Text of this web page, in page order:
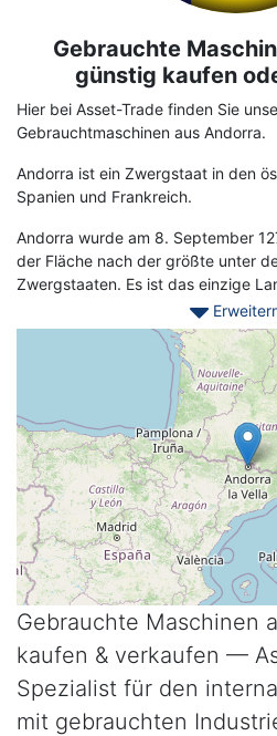
Term
Description
Gebrauchte
günstig kaufen
Hier bei Asset-Trade finden Sie
Gebrauchtmaschinen aus Andorra.
Andorra ist ein Zwergstaat in den
Spanien und Frankreich.
Andorra wurde am 8. September
der Fläche nach der größte unter
Zwergstaaten. Es ist das einzige
ausländische Amtsträger
Staatsoberhauptes wahrnehmen.
Urgell und der Präsident von
um eine Doppelherrschaft.
Steueroasen. Eine beachtliche
kommt der billigen Alkoholika und
Region war der Name Andorra
konkurrierenden
Andorra und Sud Radio, berühmt,
ausländischen Lizenzinhabern
werbefinanzierte überwiegend
Unterhaltungsprogramme sendeten.
insbesondere durch den
Wirtschaftsfaktor.
Kontaktieren Sie Asset-Trade noch
Gebrauchte Maschinen
kaufen & verkaufen —
Spezialist für den
mit gebrauchten